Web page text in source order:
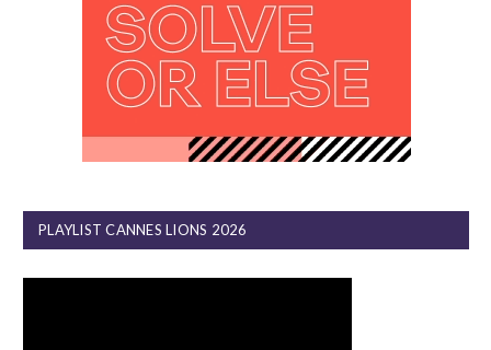
PLAYLIST CANNES LIONS 2026